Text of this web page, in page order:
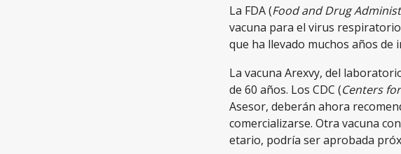
La FDA (Food and Drug
vacuna para el virus respiratorio
que ha llevado muchos años de
La vacuna Arexvy, del
de 60 años. Los CDC (Centers
Asesor, deberán ahora
comercializarse. Otra vacuna
etario, podría ser aprobada